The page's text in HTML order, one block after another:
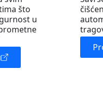
što
u